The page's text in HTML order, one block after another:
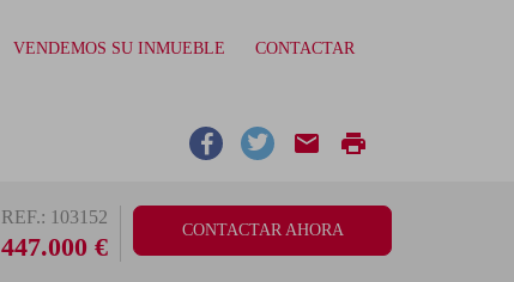
VENDEMOS SU INMUEBLE CONTACTAR
email print
REF.: 103152
447.000 €
CONTACTAR AHORA